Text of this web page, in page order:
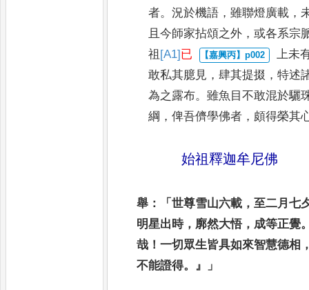
者。況於機語 ，雖聯燈廣載 ，
且今師家拈頌之外 ，或各系宗
祖 [A1] 已
上未
敢私其臆見 ，肆其提掇 ，特述
為之露布。雖魚目不敢混於驪
綱 ，俾吾儕學佛者 ， 頗得榮其
始祖釋迦牟尼佛
舉 ：「世尊雪山六載 ，至二月七
明星出時， 廓然大悟， 成等正覺
哉 ！一切眾生皆具如來智慧德相
不能證得。』」